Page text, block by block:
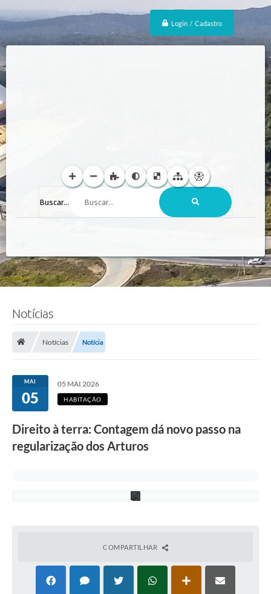
Login / Cadastro
Buscar...
Notícias
Notícias Notícia
MAI
05
05 MAI 2026
HABITAÇÃO
Direito à terra: Contagem dá novo passo na
regularização dos Arturos
a
s
COMPARTILHAR